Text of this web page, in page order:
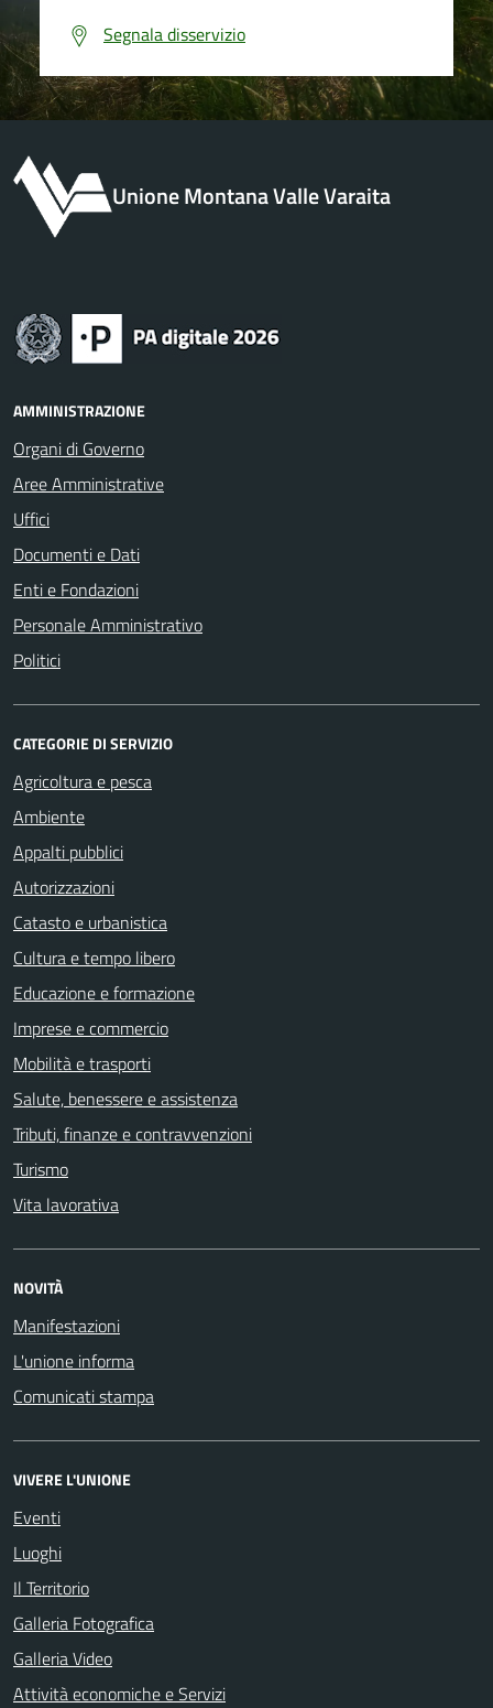
Segnala disservizio
Unione Montana Valle Varaita
AMMINISTRAZIONE
Organi di Governo
Aree Amministrative
Uffici
Documenti e Dati
Enti e Fondazioni
Personale Amministrativo
Politici
CATEGORIE DI SERVIZIO
Agricoltura e pesca
Ambiente
Appalti pubblici
Autorizzazioni
Catasto e urbanistica
Cultura e tempo libero
Educazione e formazione
Imprese e commercio
Mobilità e trasporti
Salute, benessere e assistenza
Tributi, finanze e contravvenzioni
Turismo
Vita lavorativa
NOVITÀ
Manifestazioni
L'unione informa
Comunicati stampa
VIVERE L'UNIONE
Eventi
Luoghi
Il Territorio
Galleria Fotografica
Galleria Video
Attività economiche e Servizi